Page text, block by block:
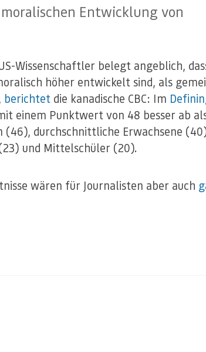
Entwicklung von
Wissenschaftler belegt angeblich,
höher entwickelt sind, als
berichtet die kanadische CBC: Im
einem Punktwert von 48 besser ab
(46), durchschnittliche Erwachsene
und Mittelschüler (20).
wären für Journalisten aber auch